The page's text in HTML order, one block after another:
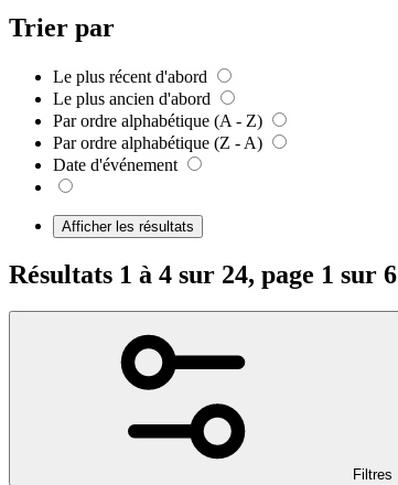
Trier par
Le plus récent d'abord
Le plus ancien d'abord
Par ordre alphabétique (A - Z)
Par ordre alphabétique (Z - A)
Date d'événement
Afficher les résultats
Résultats 1 à 4 sur 24, page 1 sur 6
Filtres